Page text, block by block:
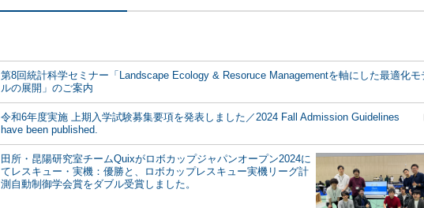
第8回統計科学セミナー「Landscape Ecology & Resoruce Managementを軸にした最適化モ
ルの展開」のご案内
令和6年度実施 上期入学試験募集要項を発表しました／2024 Fall Admission Guidelines
have been published.
田所・昆陽研究室チームQuixがロボカップジャパンオープン2024に
てレスキュー・実機：優勝と、ロボカップレスキュー実機リーグ計
測自動制御学会賞をダブル受賞しました。